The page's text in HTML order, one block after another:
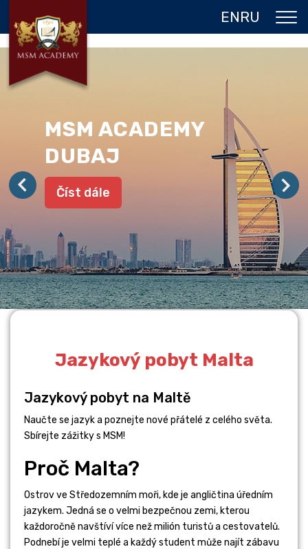
ENRU
O NÁS
DVOJITÝ DIPLOM
GALERIE
REFERENCE
KONTAKT
MSM ACADEMY
DUBAJ
Číst dále
STUDIUM V
ZAHRANIČÍ
Jazykový pobyt Malta
Jazykový pobyt na Maltě
Naučte se jazyk a poznejte nové přátelé z celého světa.
Sbírejte zážitky s MSM!
Proč Malta?
Ostrov ve Středozemním moři, kde je angličtina úředním
jazykem. Jedná se o velmi bezpečnou zemi, kterou
každoročně navštíví více než milión turistů a cestovatelů.
Podnebí je velmi teplé a každý student může najít zábavu